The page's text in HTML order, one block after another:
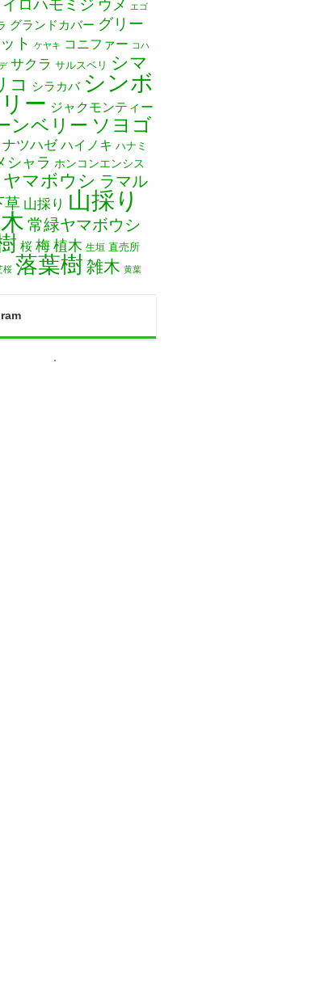
イロハモミジ ウメ
エゴ
グランドカバー グリー
ト
ケヤキ コニファー コハ
サクラ サルスベリ シマ
コ
シラカバ シンボ
ー ジャクモンティー
ンベリー ソヨゴ
ナツハゼ ハイノキ ハナミ
シャラ ホンコンエンシス
ヤマボウシ ラマル
草 山採り 山採り
常緑ヤマボウシ
桜 梅 植木 生垣 直売所
桜 落葉樹 雑木 黄葉